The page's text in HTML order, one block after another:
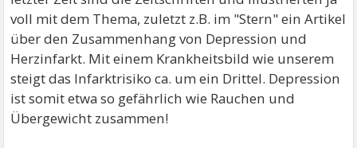
voll mit dem Thema, zuletzt z.B. im "Stern" ein Artikel
über den Zusammenhang von Depression und
Herzinfarkt. Mit einem Krankheitsbild wie unserem
steigt das Infarktrisiko ca. um ein Drittel. Depression
ist somit etwa so gefährlich wie Rauchen und
Übergewicht zusammen!